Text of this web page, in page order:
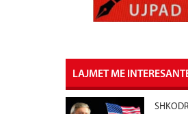
LAJMET ME